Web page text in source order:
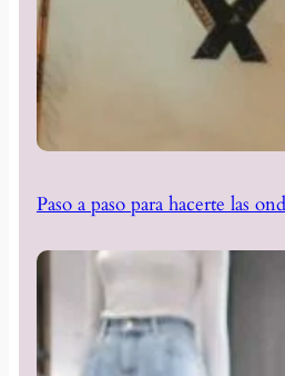
Paso a paso para hacerte las